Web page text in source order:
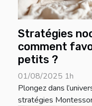
Stratégies
comment
petits ?
01/08/2025 1h
Plongez dans
stratégies